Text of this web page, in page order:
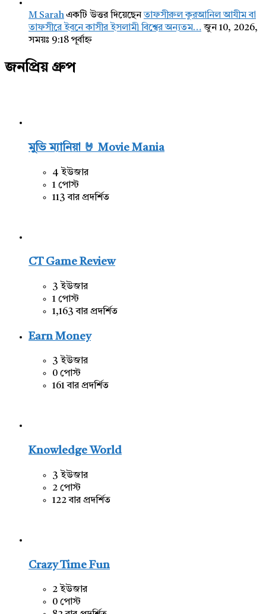
M Sarahএকটি উত্তর দিয়েছেনতাফসীরুল কুরআনিল আযীম বা
তাফসীরে ইবনে কাসীর ইসলামী বিশ্বের অন্যতম… জুন 10, 2026,
সময়ঃ 9:18 পূর্বাহ্ন
জনপ্রিয় গ্রুপ
মুভি ম্যানিয়া 🤘 Movie Mania
4 ইউজার
1 পোস্ট
113 বার প্রদর্শিত
CT Game Review
3 ইউজার
1 পোস্ট
1,163 বার প্রদর্শিত
Earn Money
3 ইউজার
0 পোস্ট
161 বার প্রদর্শিত
Knowledge World
3 ইউজার
2 পোস্ট
122 বার প্রদর্শিত
Crazy Time Fun
2 ইউজার
0 পোস্ট